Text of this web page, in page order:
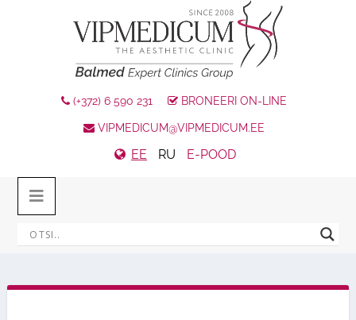
(+372) 6 590 231 BRONEERI ON-LINE
VIPMEDICUM@VIPMEDICUM.EE
EE RU E-POOD